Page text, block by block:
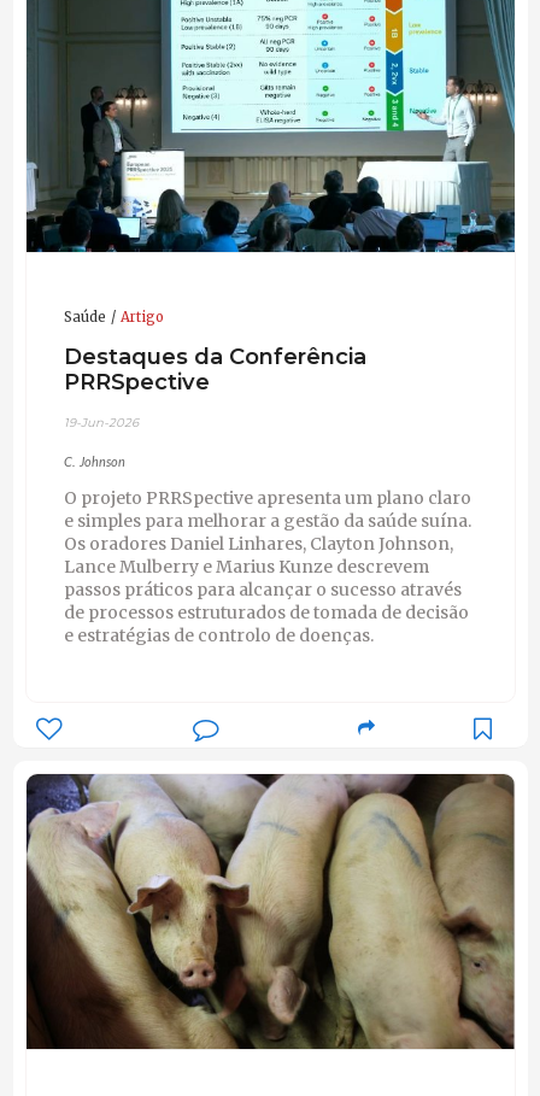
bio-económicos de estratégias de maneio de PRRSv,
DESv e Mycoplasma hyopneumoniae; o
desenvolvimento e treino de veterinários de suíno; o
desenvolvimento de processos de auditoria e acção
correctiva; e a aplicação da teoria de produção em
sistemas modernos de produção de suínos.
Saúde Artigo
Destaques da Conferência
PRRSpective
19-Jun-2026
C. Johnson
O projeto PRRSpective apresenta um plano claro
e simples para melhorar a gestão da saúde suína.
Os oradores Daniel Linhares, Clayton Johnson,
Lance Mulberry e Marius Kunze descrevem
passos práticos para alcançar o sucesso através
de processos estruturados de tomada de decisão
e estratégias de controlo de doenças.